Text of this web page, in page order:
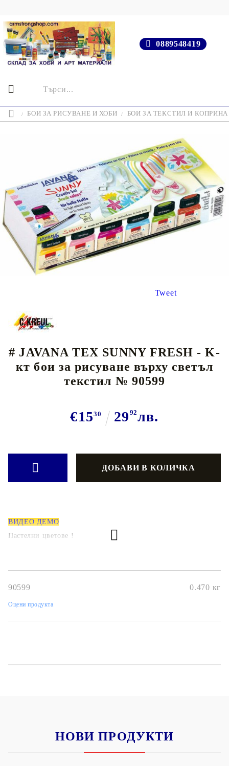
0889548419
БОИ ЗА РИСУВАНЕ И ХОБИ БОИ ЗА ТЕКСТИЛ И КОПРИНА
Tweet
# JAVANA TEX SUNNY FRESH - K-
кт бои за рисуване върху светъл
текстил № 90599
€1530 29 92лв.
ВИДЕО ДЕМО
Пастелни цветове !
90599 0.470 кг
Оцени продукта
НОВИ ПРОДУКТИ